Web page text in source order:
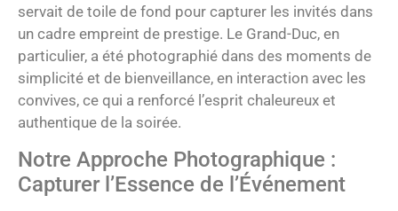
servait de toile de fond pour capturer les invités dans
un cadre empreint de prestige. Le Grand-Duc, en
particulier, a été photographié dans des moments de
simplicité et de bienveillance, en interaction avec les
convives, ce qui a renforcé l’esprit chaleureux et
authentique de la soirée.
Notre Approche Photographique :
Capturer l’Essence de l’Événement